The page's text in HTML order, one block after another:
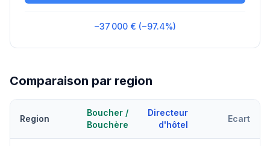
−37 000 € (−97.4%)
Comparaison par region
Region
Boucher /
Bouchère
Directeur
d'hôtel
Ecart